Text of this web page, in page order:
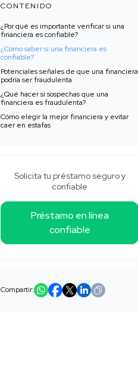
CONTENIDO
¿Por qué es importante verificar si una
financiera es confiable?
¿Cómo saber si una financiera es
confiable?
Potenciales señales de que una financiera
podría ser fraudulenta
¿Qué hacer si sospechas que una
financiera es fraudulenta?
Cómo elegir la mejor financiera y evitar
caer en estafas
Solicita tu préstamo seguro y
confiable
Préstamo en línea
confiable
Compartir: